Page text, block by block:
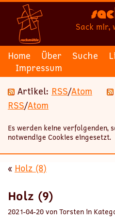
Sack mir,
Home Über Suche
Impressum
Artikel: RSS/Atom
RSS/Atom
Es werden keine verfolgenden,
notwendige Cookies eingesetzt.
« Holz (8)
Holz (9)
2021-04-20 von Torsten in